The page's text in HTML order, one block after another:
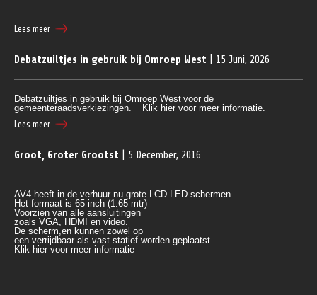
Lees meer
Debatzuiltjes in gebruik bij Omroep West | 15 Juni, 2026
Debatzuiltjes in gebruik bij Omroep West voor de
gemeenteraadsverkiezingen.
Klik hier voor meer informatie.
Lees meer
Groot, Groter Grootst | 5 December, 2016
AV4 heeft in de verhuur nu grote LCD LED schermen.
Het formaat is 65 inch (1.65 mtr)
Voorzien van alle aansluitingen
zoals VGA, HDMI en video.
De scherm,en kunnen zowel op
een verrijdbaar als vast statief worden geplaatst.
Klik hier voor meer informatie